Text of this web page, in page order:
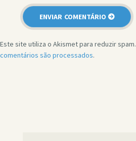
Este site utiliza o Akismet para reduzir spam.
comentários são processados.